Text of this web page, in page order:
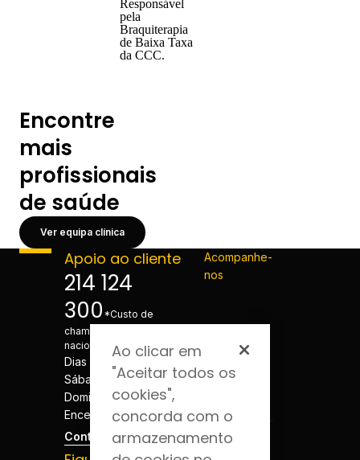
Responsável
pela
Braquiterapia
de Baixa Taxa
da CCC.
Encontre
mais
profissionais
de saúde
Ver equipa clínica
Apoio ao cliente
214 124
300 *Custo de
chamada para a rede fixa
nacional
Dias úteis - 08h às 20h
Sábados - 08h às 20h
Domingos e Feriados -
Encerrado
Contactos
Acompanhe-
nos
Ao clicar em
"Aceitar todos os
cookies",
concorda com o
armazenamento